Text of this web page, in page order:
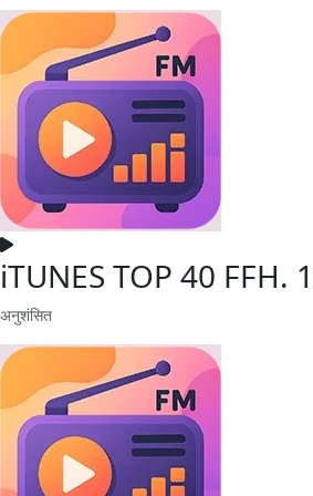
iTUNES TOP 40 FFH.
अनुशंसित